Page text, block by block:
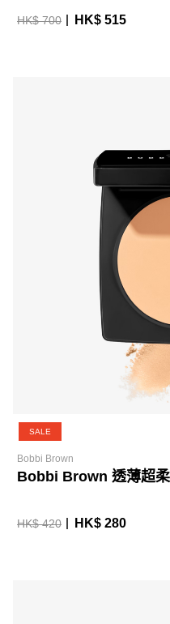
HK$ 700 HK$ 515
SALE
Bobbi Brown
Bobbi Brown 透薄超
HK$ 420 HK$ 280